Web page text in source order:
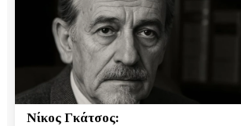
Νίκος Γκάτσος: